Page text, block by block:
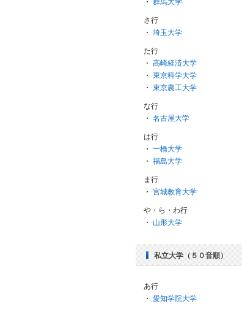
・ 群馬大学
さ行
・ 埼玉大学
た行
・ 高崎経済大学
・ 東京科学大学
・ 東京農工大学
な行
・ 名古屋大学
は行
・ 一橋大学
・ 福島大学
ま行
・ 宮城教育大学
や・ら・わ行
・
山形大学
私立大学（５０音順）
あ行
・ 愛知学院大学